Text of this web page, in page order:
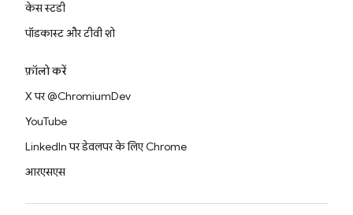
केस स्टडी
पॉडकास्ट और टीवी शो
फ़ॉलो करें
X पर @ChromiumDev
YouTube
LinkedIn पर डेवलपर के लिए Chrome
आरएसएस